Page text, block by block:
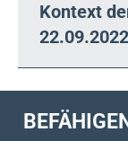
Kontext
22.09.2022